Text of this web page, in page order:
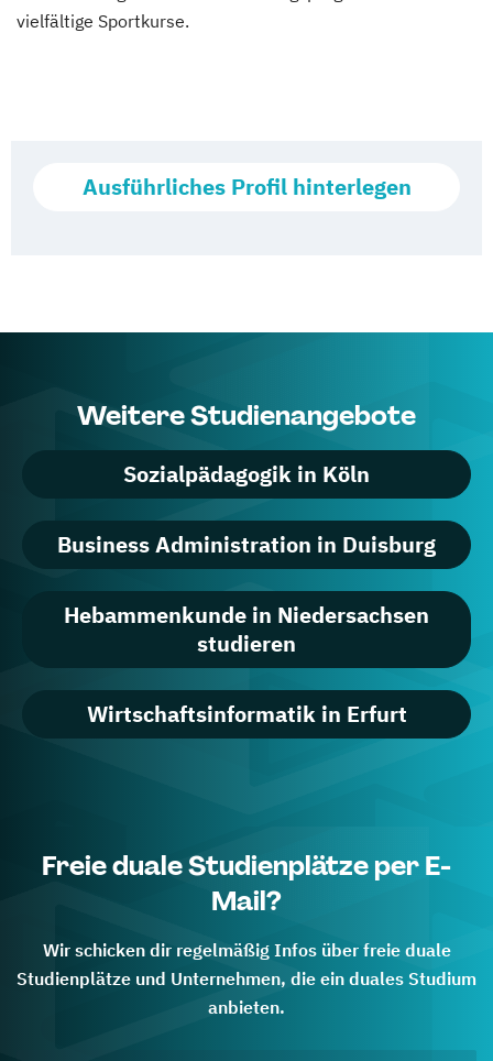
vielfältige Sportkurse.
Ausführliches Profil hinterlegen
Weitere Studienangebote
Sozialpädagogik in Köln
Business Administration in Duisburg
Hebammenkunde in Niedersachsen
studieren
Wirtschaftsinformatik in Erfurt
Freie duale Studienplätze per E-
Mail?
Wir schicken dir regelmäßig Infos über freie duale
Studienplätze und Unternehmen, die ein duales Studium
anbieten.